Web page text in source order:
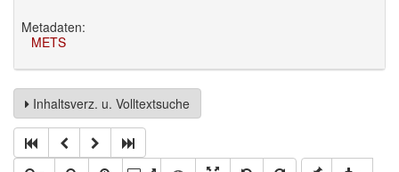
Metadaten:
METS
Inhaltsverz. u. Volltextsuche